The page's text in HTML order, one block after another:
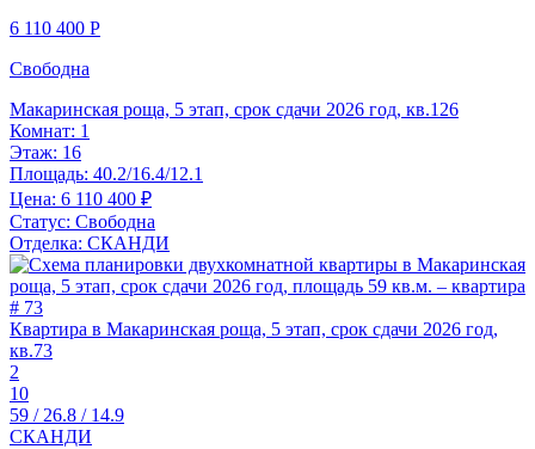
6 110 400 Р
Свободна
Макаринская роща, 5 этап, срок сдачи 2026 год, кв.126
Комнат: 1
Этаж: 16
Площадь: 40.2/16.4/12.1
Цена: 6 110 400 ₽
Статус: Свободна
Отделка: СКАНДИ
Квартира в Макаринская роща, 5 этап, срок сдачи 2026 год,
кв.73
2
10
59 / 26.8 / 14.9
СКАНДИ